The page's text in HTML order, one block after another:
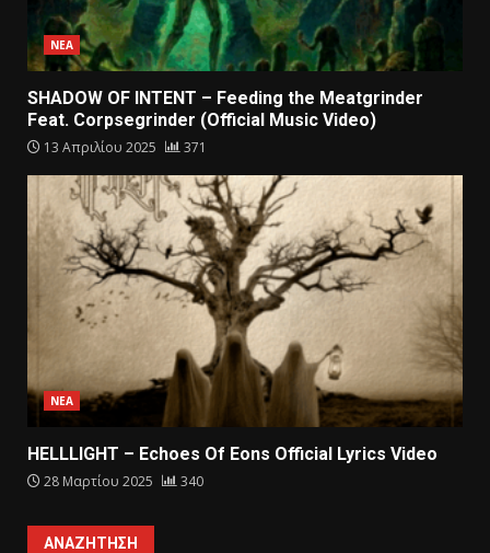
ΝΕΑ
SHADOW OF INTENT – Feeding the Meatgrinder
Feat. Corpsegrinder (Official Music Video)
13 Απριλίου 2025 371
ΝΕΑ
HELLLIGHT – Echoes Of Eons Official Lyrics Video
28 Μαρτίου 2025 340
ΑΝΑΖΉΤΗΣΗ